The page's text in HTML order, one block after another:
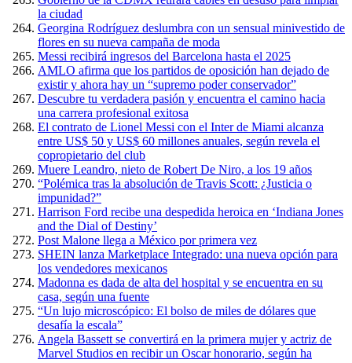
la ciudad
Georgina Rodríguez deslumbra con un sensual minivestido de
flores en su nueva campaña de moda
Messi recibirá ingresos del Barcelona hasta el 2025
AMLO afirma que los partidos de oposición han dejado de
existir y ahora hay un “supremo poder conservador”
Descubre tu verdadera pasión y encuentra el camino hacia
una carrera profesional exitosa
El contrato de Lionel Messi con el Inter de Miami alcanza
entre US$ 50 y US$ 60 millones anuales, según revela el
copropietario del club
Muere Leandro, nieto de Robert De Niro, a los 19 años
“Polémica tras la absolución de Travis Scott: ¿Justicia o
impunidad?”
Harrison Ford recibe una despedida heroica en ‘Indiana Jones
and the Dial of Destiny’
Post Malone llega a México por primera vez
SHEIN lanza Marketplace Integrado: una nueva opción para
los vendedores mexicanos
Madonna es dada de alta del hospital y se encuentra en su
casa, según una fuente
“Un lujo microscópico: El bolso de miles de dólares que
desafía la escala”
Angela Bassett se convertirá en la primera mujer y actriz de
Marvel Studios en recibir un Oscar honorario, según ha